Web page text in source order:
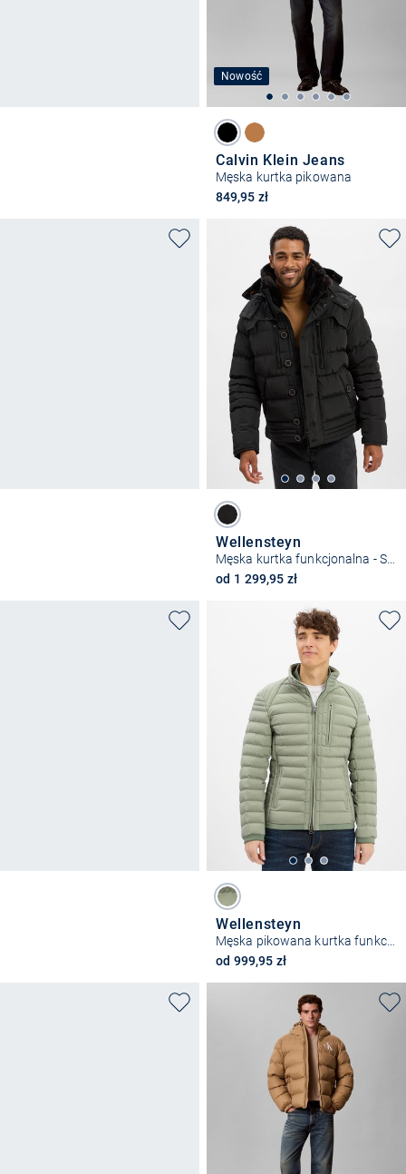
Nowość
Calvin Klein Jeans
Męska kurtka pikowana
849,95 zł
Wellensteyn
Męska kurtka funkcjonalna - Starstream
od 1 299,95 zł
Wellensteyn
Męska pikowana kurtka funkcjonalna - Molm
od 999,95 zł